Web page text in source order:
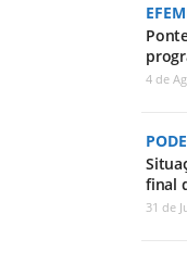
4 de
final
31 de